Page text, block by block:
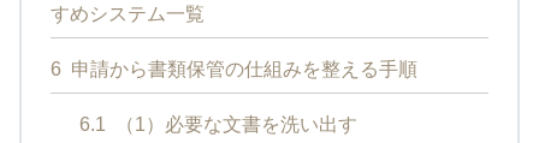
すめシステム一覧
6 申請から書類保管の仕組みを整える手順
6.1 （1）必要な文書を洗い出す